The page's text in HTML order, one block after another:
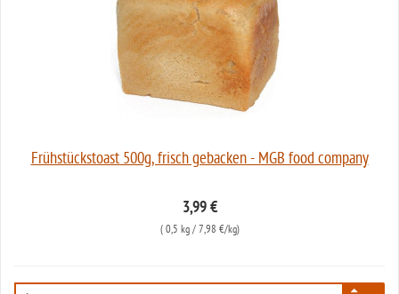
Frühstückstoast 500g, frisch gebacken - MGB food company
3,99 €
( 0,5 kg/ 7,98 €/kg)